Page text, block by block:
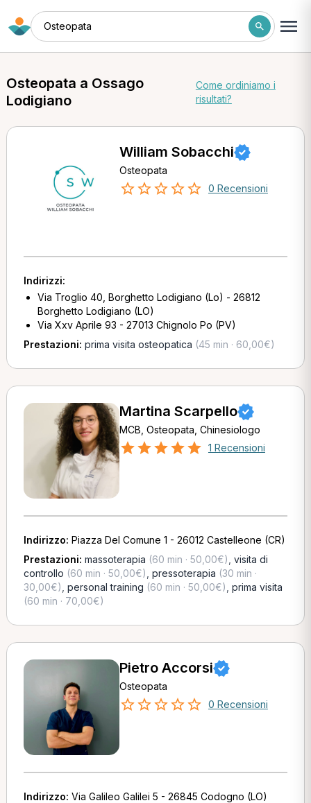
Osteopata
Osteopata a Ossago
Lodigiano
Come ordiniamo i
risultati?
William Sobacchi
Osteopata
0 Recensioni
Indirizzi:
Via Troglio 40, Borghetto Lodigiano (Lo) - 26812
Borghetto Lodigiano (LO)
Via Xxv Aprile 93 - 27013 Chignolo Po (PV)
Prestazioni: prima visita osteopatica (45 min · 60,00€)
Martina Scarpello
MCB, Osteopata, Chinesiologo
1 Recensioni
Indirizzo: Piazza Del Comune 1 - 26012 Castelleone (CR)
Prestazioni: massoterapia (60 min · 50,00€) visita di
controllo (60 min · 50,00€) pressoterapia (30 min ·
30,00€) personal training (60 min · 50,00€) prima visita
(60 min · 70,00€)
Pietro Accorsi
Osteopata
0 Recensioni
Indirizzo: Via Galileo Galilei 5 - 26845 Codogno (LO)